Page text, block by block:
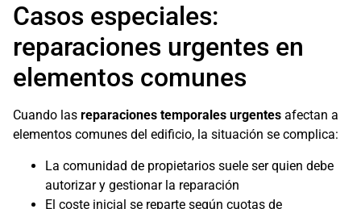
Casos especiales:
reparaciones urgentes en
elementos comunes
Cuando las reparaciones temporales urgentes afectan a
elementos comunes del edificio, la situación se complica:
La comunidad de propietarios suele ser quien debe
autorizar y gestionar la reparación
El coste inicial se reparte según cuotas de